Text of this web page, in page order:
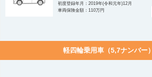
初度登録年月：2019年(令和元年)12月
車両保険金額：110万円
軽四輪乗用車（5,7ナンバー）